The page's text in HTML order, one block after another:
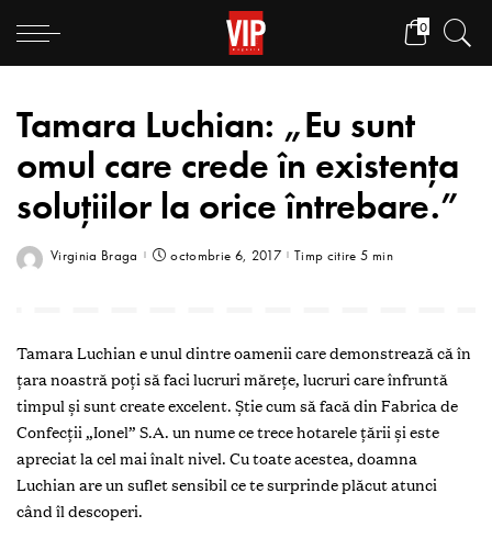
0
Tamara Luchian: „Eu sunt
omul care crede în existenţa
soluţiilor la orice întrebare.”
Virginia Braga octombrie 6, 2017 Timp citire 5 min
Tamara Luchian e unul dintre oamenii care demonstrează că în
ţara noastră poţi să faci lucruri măreţe, lucruri care înfruntă
timpul şi sunt create excelent. Ştie cum să facă din Fabrica de
Confecţii „Ionel” S.A. un nume ce trece hotarele ţării şi este
apreciat la cel mai înalt nivel. Cu toate acestea, doamna
Luchian are un suflet sensibil ce te surprinde plăcut atunci
când îl descoperi.